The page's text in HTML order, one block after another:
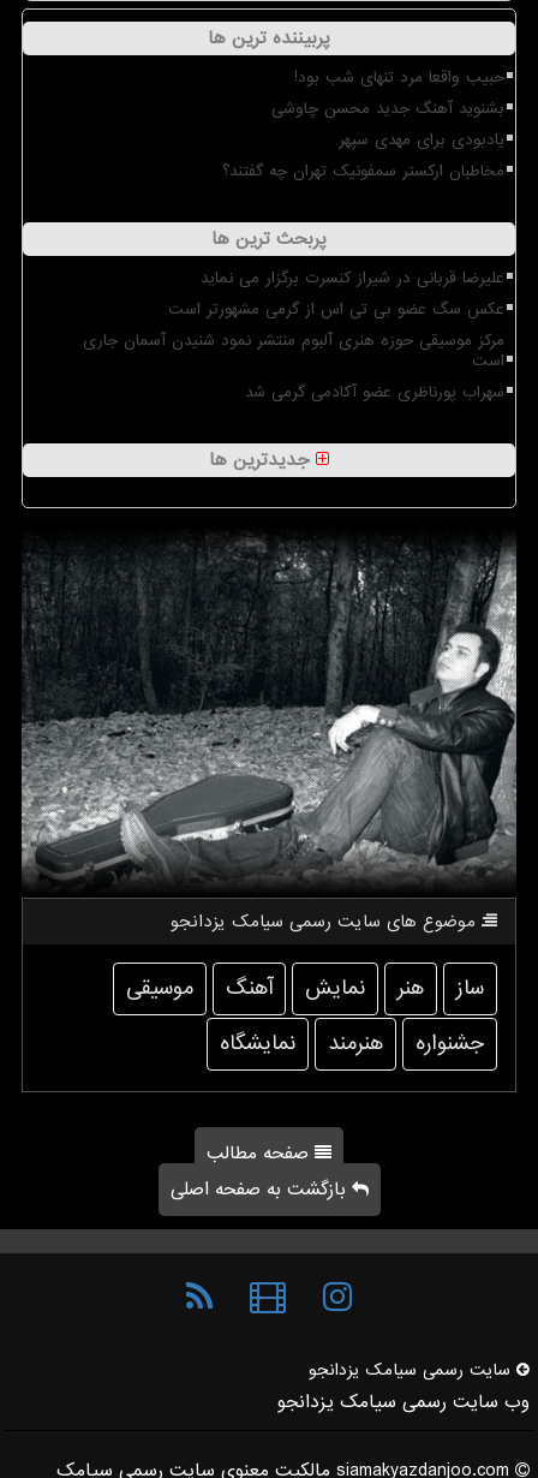
پربیننده ترین ها
حبیب واقعا مرد تنهای شب بود!
بشنوید آهنگ جدید محسن چاوشی
یادبودی برای مهدی سپهر
مخاطبان ارکستر سمفونیک تهران چه گفتند؟
پربحث ترین ها
علیرضا قربانی در شیراز کنسرت برگزار می نماید
عکس سگ عضو بی تی اس از گرمی مشهورتر است
مرکز موسیقی حوزه هنری آلبوم منتشر نمود شنیدن آسمان جاری
است
سهراب پورناظری عضو آکادمی گرمی شد
جدیدترین ها
موضوع های سایت رسمی سیامك یزدانجو
ساز هنر نمایش آهنگ
موسیقی
جشنواره
هنرمند نمایشگاه
صفحه مطالب
بازگشت به صفحه اصلی
سایت رسمی سیامك یزدانجو
وب سایت رسمی سیامک یزدانجو
siamakyazdanjoo.com مالکیت معنوی سایت رسمی سیامک